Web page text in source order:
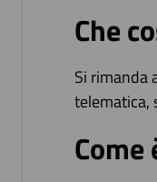
Che
Si rimanda
telematica,